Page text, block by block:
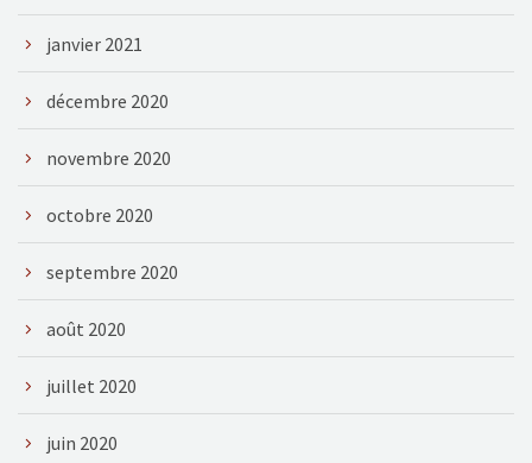
janvier 2021
décembre 2020
novembre 2020
octobre 2020
septembre 2020
août 2020
juillet 2020
juin 2020